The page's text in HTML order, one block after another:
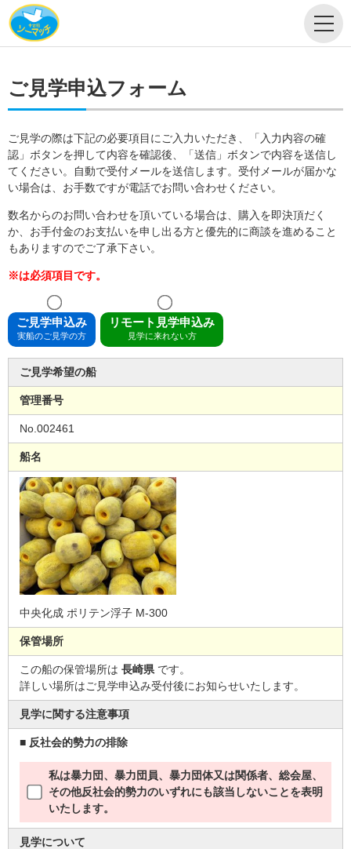
ご見学申込フォーム
ご見学の際は下記の必要項目にご入力いただき、「入力内容の確
認」ボタンを押して内容を確認後、「送信」ボタンで内容を送信し
てください。自動で受付メールを送信します。受付メールが届かな
い場合は、お手数ですが電話でお問い合わせください。
数名からのお問い合わせを頂いている場合は、購入を即決頂だく
か、お手付金のお支払いを申し出る方と優先的に商談を進めること
もありますのでご了承下さい。
※は必須項目です。
ご見学申込み
実船のご見学の方
リモート見学申込み
見学に来れない方
ご見学希望の船
管理番号
No.002461
船名
中央化成 ポリテン浮子 M-300
保管場所
この船の保管場所は 長崎県 です。
詳しい場所はご見学申込み受付後にお知らせいたします。
見学に関する注意事項
■ 反社会的勢力の排除
私は暴力団、暴力団員、暴力団体又は関係者、総会屋、
その他反社会的勢力のいずれにも該当しないことを表明
いたします。
見学について